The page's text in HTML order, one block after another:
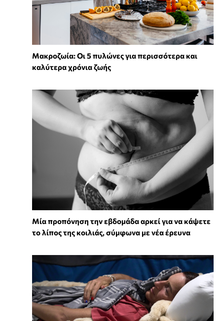
Mακροζωία: Οι 5 πυλώνες για περισσότερα και
καλύτερα χρόνια ζωής
Μία προπόνηση την εβδομάδα αρκεί για να κάψετε
το λίπος της κοιλιάς, σύμφωνα με νέα έρευνα